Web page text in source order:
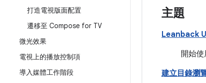
打造電視版面配置
遷移至 Compose for TV
微光效果
電視上的播放控制項
導入媒體工作階段
主題
Leanback
開始
建立目錄瀏